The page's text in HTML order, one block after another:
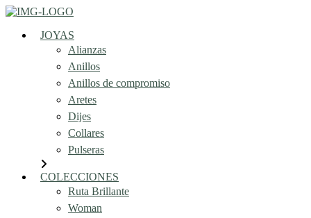
JOYAS
Alianzas
Anillos
Anillos de compromiso
Aretes
Dijes
Collares
Pulseras
COLECCIONES
Ruta Brillante
Woman